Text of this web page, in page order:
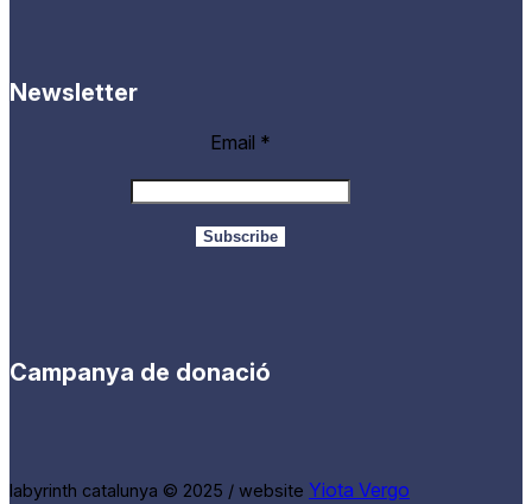
Newsletter
Email *
Campanya de donació
labyrinth catalunya © 2025 / website Yiota Vergo